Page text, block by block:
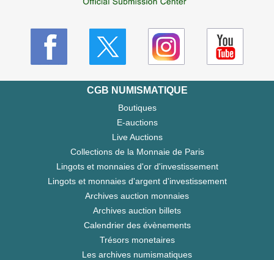
CGB NUMISMATIQUE
Boutiques
E-auctions
Live Auctions
Collections de la Monnaie de Paris
Lingots et monnaies d'or d'investissement
Lingots et monnaies d'argent d'investissement
Archives auction monnaies
Archives auction billets
Calendrier des évènements
Trésors monetaires
Les archives numismatiques